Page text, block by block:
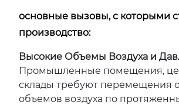
основные вызовы, с которыми
производство:
Высокие Объемы Воздуха и
Промышленные помещения,
склады требуют перемещения
объемов воздуха по